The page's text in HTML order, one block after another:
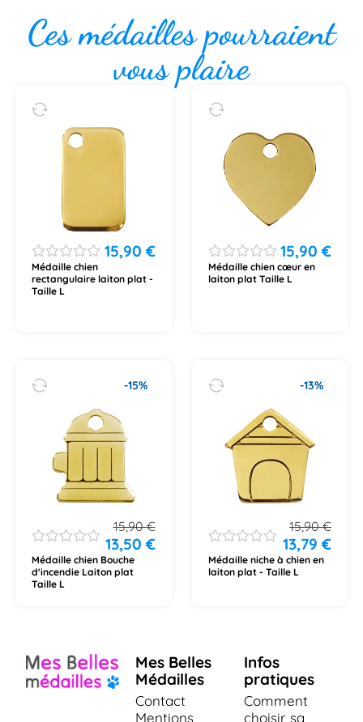
Ces médailles pourraient
vous plaire
15,90 €
Médaille chien
rectangulaire laiton plat -
Taille L
15,90€
Médaille chien cœur en
laiton plat Taille L
-15%
15,90€
13,50 €
Médaille chien Bouche
d'incendie Laiton plat
Taille L
-13%
15,90€
13,79€
Médaille niche à chien en
laiton plat - Taille L
Mes Belles
Médailles
Contact
Mentions
Infos
pratiques
Comment
choisir sa